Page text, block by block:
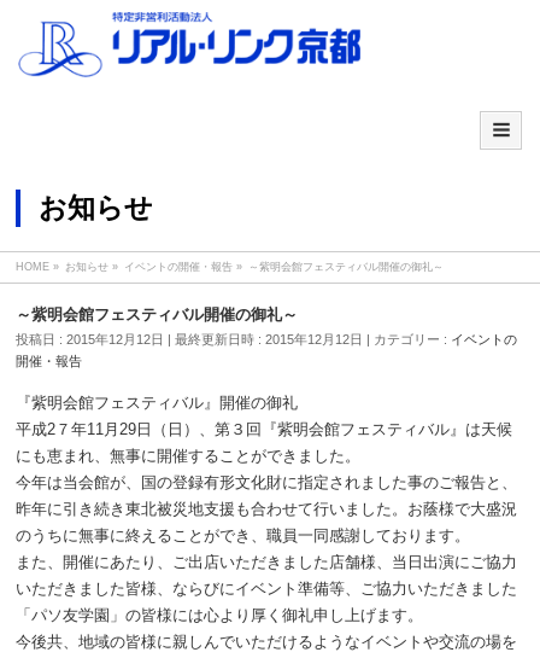
お知らせ
HOME » お知らせ » イベントの開催・報告 » ～紫明会館フェスティバル開催の御礼～
～紫明会館フェスティバル開催の御礼～
投稿日 : 2015年12月12日 最終更新日時 : 2015年12月12日 カテゴリー : イベントの
開催・報告
『紫明会館フェスティバル』開催の御礼
平成2７年11月29日（日）、第３回『紫明会館フェスティバル』は天候
にも恵まれ、無事に開催することができました。
今年は当会館が、国の登録有形文化財に指定されました事のご報告と、
昨年に引き続き東北被災地支援も合わせて行いました。お蔭様で大盛況
のうちに無事に終えることができ、職員一同感謝しております。
また、開催にあたり、ご出店いただきました店舗様、当日出演にご協力
いただきました皆様、ならびにイベント準備等、ご協力いただきました
「パソ友学園」の皆様には心より厚く御礼申し上げます。
今後共、地域の皆様に親しんでいただけるようなイベントや交流の場を